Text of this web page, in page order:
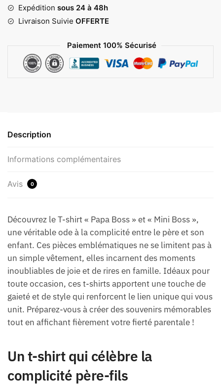
Expédition sous 24 à 48h
Livraison Suivie OFFERTE
Paiement 100% Sécurisé
Description
Informations complémentaires
Avis 0
Découvrez le T-shirt « Papa Boss » et « Mini Boss »,
une véritable ode à la complicité entre le père et son
enfant. Ces pièces emblématiques ne se limitent pas à
un simple vêtement, elles incarnent des moments
inoubliables de joie et de rires en famille. Idéaux pour
toute occasion, ces t-shirts apportent une touche de
gaieté et de style qui renforcent le lien unique qui vous
unit. Préparez-vous à créer des souvenirs mémorables
tout en affichant fièrement votre fierté parentale !
Un t-shirt qui célèbre la
complicité père-fils